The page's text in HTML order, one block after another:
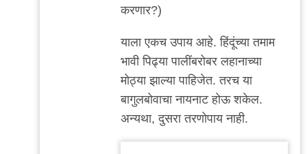
करणार?)
याला एकच उपाय आहे. हिंदूंच्या तमाम
भावी पिढ्या पालींबरोबर लहानाच्या
मोठ्या झाल्या पाहिजेत. तरच या
बागुलबोवाचा नायनाट होऊ शकेल.
अन्यथा, दुसरा तरणोपाय नाही.